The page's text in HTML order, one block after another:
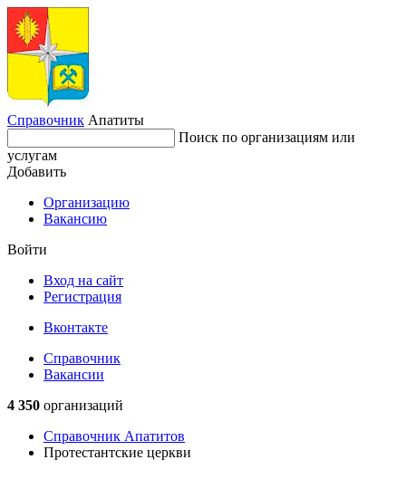
Справочник Апатиты
Поиск по организациям или
услугам
Добавить
Организацию
Вакансию
Войти
Вход на сайт
Регистрация
Вконтакте
Справочник
Вакансии
4 350 организаций
Справочник Апатитов
Протестантские церкви